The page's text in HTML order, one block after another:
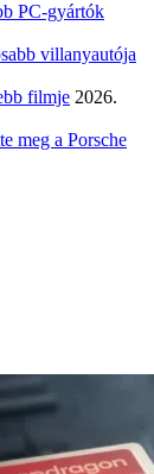
PC-gyártók
villanyautója
filmje 2026.
meg a Porsche